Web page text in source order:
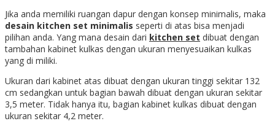
Jika anda memiliki ruangan dapur dengan konsep minimalis, maka
desain kitchen set minimalis seperti di atas bisa menjadi
pilihan anda. Yang mana desain dari kitchen set dibuat dengan
tambahan kabinet kulkas dengan ukuran menyesuaikan kulkas
yang di miliki.
Ukuran dari kabinet atas dibuat dengan ukuran tinggi sekitar 132
cm sedangkan untuk bagian bawah dibuat dengan ukuran sekitar
3,5 meter. Tidak hanya itu, bagian kabinet kulkas dibuat dengan
ukuran sekitar 4,2 meter.